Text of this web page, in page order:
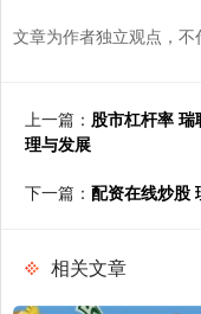
文章为作者独立观点，
上一篇： 股市杠杆率
理与发展
下一篇： 配资在线炒股
相关文章